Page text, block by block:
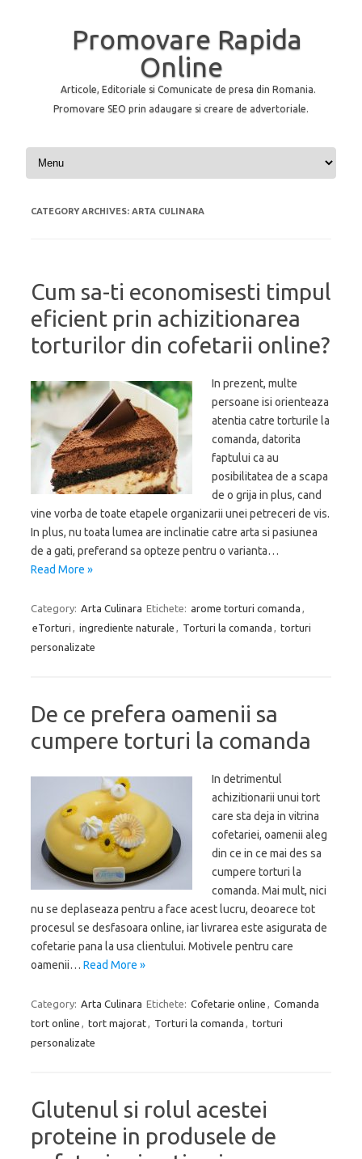
Promovare Rapida
Online
Articole, Editoriale si Comunicate de presa din Romania.
Promovare SEO prin adaugare si creare de advertoriale.
Skip to content
CATEGORY ARCHIVES: ARTA CULINARA
Cum sa-ti economisesti timpul
eficient prin achizitionarea
torturilor din cofetarii online?
In prezent, multe
persoane isi orienteaza
atentia catre torturile la
comanda, datorita
faptului ca au
posibilitatea de a scapa
de o grija in plus, cand
vine vorba de toate etapele organizarii unei petreceri de vis.
In plus, nu toata lumea are inclinatie catre arta si pasiunea
de a gati, preferand sa opteze pentru o varianta…
Read More »
Category: Arta Culinara Etichete: arome torturi comanda ,
eTorturi , ingrediente naturale , Torturi la comanda , torturi
personalizate
De ce prefera oamenii sa
cumpere torturi la comanda
In detrimentul
achizitionarii unui tort
care sta deja in vitrina
cofetariei, oamenii aleg
din ce in ce mai des sa
cumpere torturi la
comanda. Mai mult, nici
nu se deplaseaza pentru a face acest lucru, deoarece tot
procesul se desfasoara online, iar livrarea este asigurata de
cofetarie pana la usa clientului. Motivele pentru care
oamenii… Read More »
Category: Arta Culinara Etichete: Cofetarie online , Comanda
tort online , tort majorat, Torturi la comanda , torturi
personalizate
Glutenul si rolul acestei
proteine in produsele de